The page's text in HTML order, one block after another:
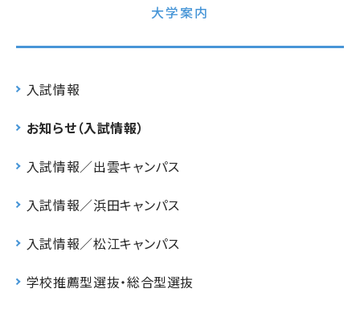
大学案内
入試情報
お知らせ（入試情報）
入試情報／出雲キャンパス
入試情報／浜田キャンパス
入試情報／松江キャンパス
学校推薦型選抜・総合型選抜